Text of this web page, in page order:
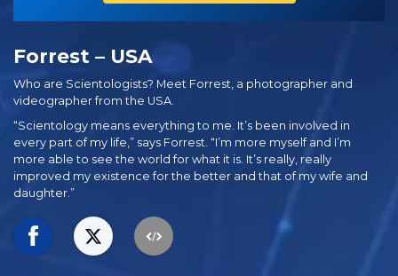
Forrest – USA
Who are Scientologists? Meet Forrest, a photographer and
videographer from the USA.
“Scientology means everything to me. It’s been involved in
every part of my life,” says Forrest. “I’m more myself and I’m
more able to see the world for what it is. It’s really, really
improved my existence for the better and that of my wife and
daughter.”